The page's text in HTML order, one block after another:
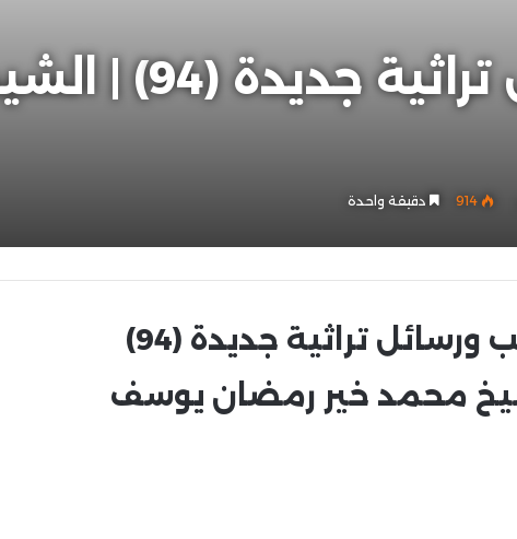
كتب ورسائل
914 دقيقة واحدة
ورسائل تراثية جديدة (94)
محمد خير رمضان يوسف